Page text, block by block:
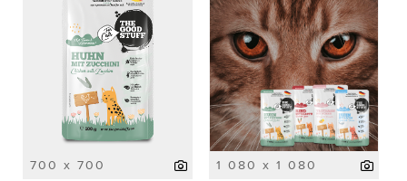
700 x 700 1 080 x 1 080